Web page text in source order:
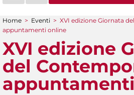
Tu sei qui
Home > Eventi > XVI edizione Giornata
appuntamenti online
XVI edizione
del